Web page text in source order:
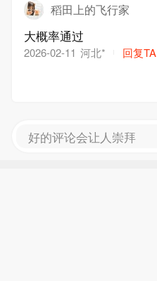
稻田上的飞行家
大概率通过
2026-02-11 河北* 回复TA
好的评论会让人崇拜